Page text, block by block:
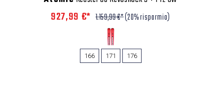
927,99 €* 1.159,99 €*(20% risparmio)
166 171 176